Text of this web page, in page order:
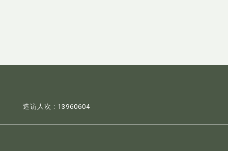
造访人次 : 13960604